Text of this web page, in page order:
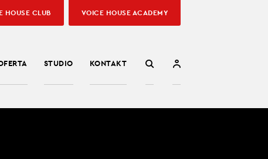
STUDIO KONTAKT
HOUSE CLUB VOICE HOUSE ACADEMY